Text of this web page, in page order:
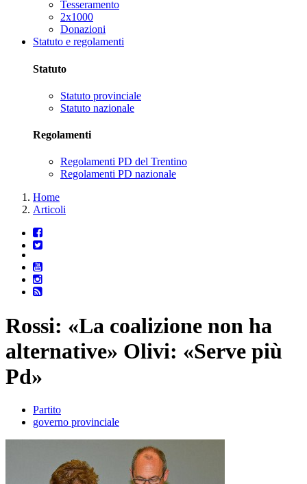
Tesseramento
2x1000
Donazioni
Statuto e regolamenti
Statuto
Statuto provinciale
Statuto nazionale
Regolamenti
Regolamenti PD del Trentino
Regolamenti PD nazionale
Home
Articoli
Rossi: «La coalizione non ha
alternative» Olivi: «Serve più
Pd»
Partito
governo provinciale